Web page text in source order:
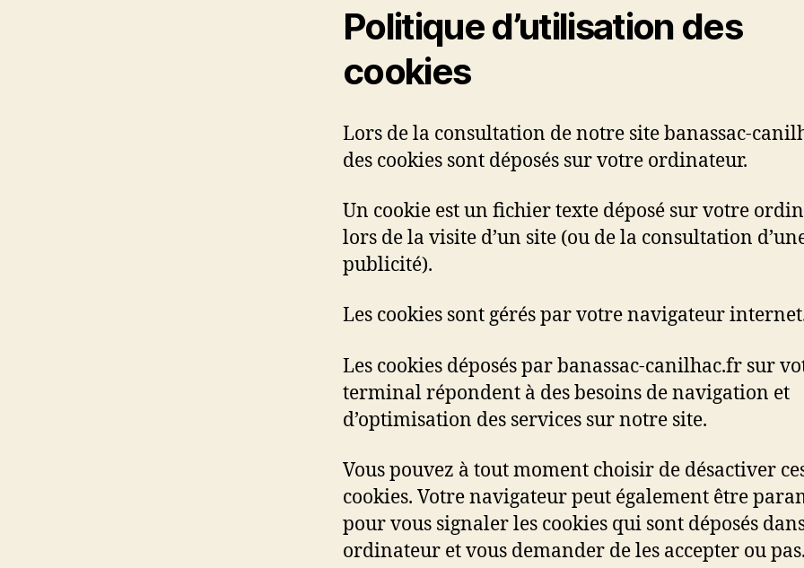
Politique d’utilisation des
cookies
Lors de la consultation de notre site banassac-
des cookies sont déposés sur votre ordinateur.
Un cookie est un fichier texte déposé sur votre
lors de la visite d’un site (ou de la consultation
publicité).
Les cookies sont gérés par votre navigateur
Les cookies déposés par banassac-canilhac.fr sur
terminal répondent à des besoins de navigation et
d’optimisation des services sur notre site.
Vous pouvez à tout moment choisir de désactiver
cookies. Votre navigateur peut également être
pour vous signaler les cookies qui sont déposés
ordinateur et vous demander de les accepter ou pas.